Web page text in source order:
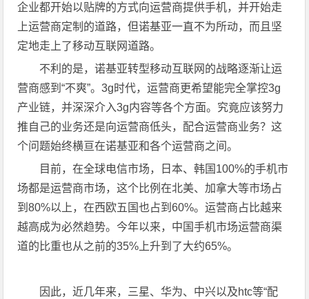
企业都开始以贴牌的方式向运营商提供手机，并开始走
上运营商定制的道路，但诺基亚一直不为所动，而且坚
定地走上了移动互联网道路。
不利的是，诺基亚转型移动互联网的战略逐渐让运
营商感到“不爽”。3g时代，运营商更希望能完全掌控3g
产业链，并深深介入3g内容等各个方面。究竟应该努力
推自己的业务还是向运营商低头，配合运营商业务？这
个问题始终横亘在诺基亚和各个运营商之间。
目前，在全球电信市场，日本、韩国100%的手机市
场都是运营商市场，这个比例在北美、加拿大等市场占
到80%以上，在西欧五国也占到60%。运营商占比越来
越高成为必然趋势。今年以来，中国手机市场运营商渠
道的比重也从之前的35%上升到了大约65%。
因此，近几年来，三星、华为、中兴以及htc等“配